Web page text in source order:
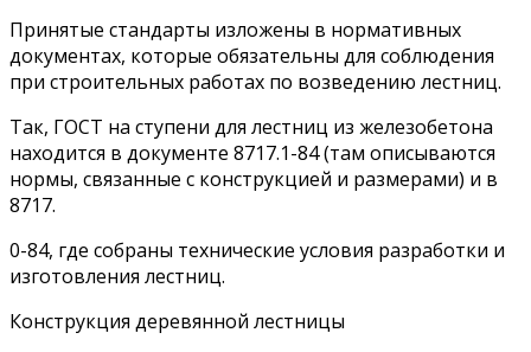
Принятые стандарты изложены в нормативных
документах, которые обязательны для соблюдения
при строительных работах по возведению лестниц.
Так, ГОСТ на ступени для лестниц из железобетона
находится в документе 8717.1-84 (там описываются
нормы, связанные с конструкцией и размерами) и в
8717.
0-84, где собраны технические условия разработки и
изготовления лестниц.
Конструкция деревянной лестницы